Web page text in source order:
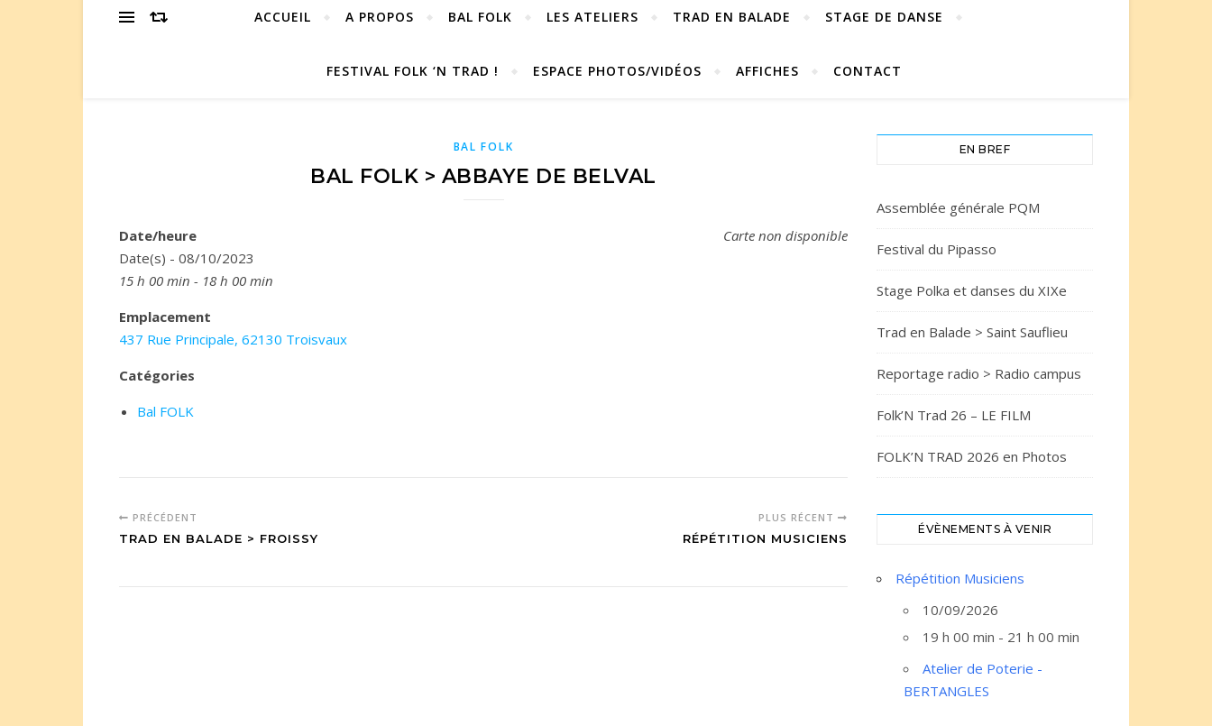
ACCUEIL A PROPOS BAL FOLK LES ATELIERS TRAD EN BALADE STAGE DE DANSE
FESTIVAL FOLK ‘N TRAD ! ESPACE PHOTOS/VIDÉOS AFFICHES CONTACT
BAL FOLK
BAL FOLK > ABBAYE DE BELVAL
Carte non disponible
Date/heure
Date(s) - 08/10/2023
15 h 00 min - 18 h 00 min
Emplacement
437 Rue Principale, 62130 Troisvaux
Catégories
Bal FOLK
PRÉCÉDENT
TRAD EN BALADE > FROISSY
PLUS RÉCENT
RÉPÉTITION MUSICIENS
EN BREF
Assemblée générale PQM
Festival du Pipasso
Stage Polka et danses du XIXe
Trad en Balade > Saint Sauflieu
Reportage radio > Radio campus
Folk’N Trad 26 – LE FILM
FOLK’N TRAD 2026 en Photos
ÉVÈNEMENTS À VENIR
Répétition Musiciens
10/09/2026
19 h 00 min - 21 h 00 min
Atelier de Poterie -
BERTANGLES